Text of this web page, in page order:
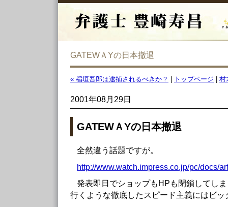
GATEWＡYの日本撤退
« 稲垣吾郎は逮捕されるべきか？ トップページ 村
2001年08月29日
GATEWＡYの日本撤退
全然違う話題ですが。
http://www.watch.impress.co.jp/pc/docs/
発表即日でショップもHPも閉鎖してし
行くような徹底したスピード主義にはビッ